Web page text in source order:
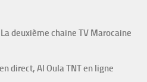
deuxième chaine TV Marocaine
direct, Al Oula TNT en ligne